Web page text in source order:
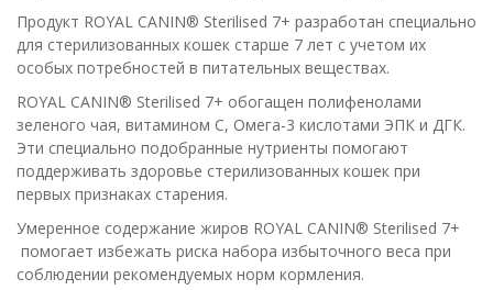
Продукт ROYAL CANIN® Sterilised 7+ разработан специально
для стерилизованных кошек старше 7 лет с учетом их
особых потребностей в питательных веществах.
ROYAL CANIN® Sterilised 7+ обогащен полифенолами
зеленого чая, витамином C, Омега-3 кислотами ЭПК и ДГК.
Эти специально подобранные нутриенты помогают
поддерживать здоровье стерилизованных кошек при
первых признаках старения.
Умеренное содержание жиров ROYAL CANIN® Sterilised 7+
помогает избежать риска набора избыточного веса при
соблюдении рекомендуемых норм кормления.